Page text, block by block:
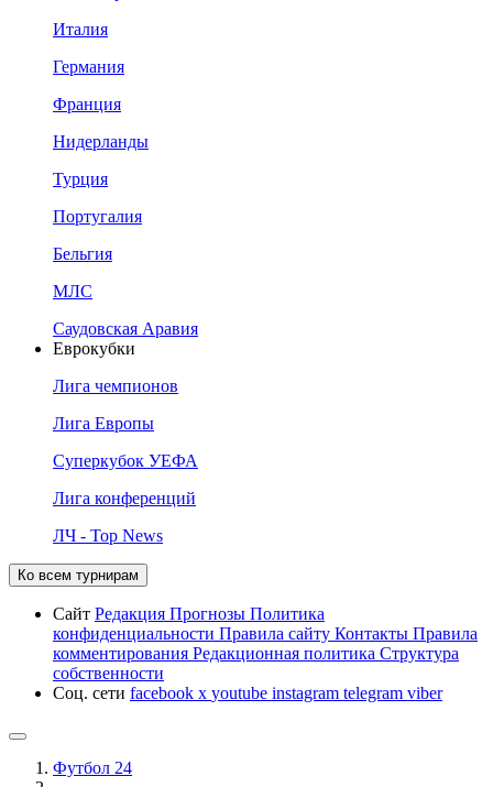
Италия
Германия
Франция
Нидерланды
Турция
Португалия
Бельгия
МЛС
Саудовская Аравия
Еврокубки
Лига чемпионов
Лига Европы
Суперкубок УЕФА
Лига конференций
ЛЧ - Top News
Ко всем турнирам
Сайт Редакция Прогнозы Политика
конфиденциальности Правила сайту Контакты Правила
комментирования Редакционная политика Структура
собственности
Соц. сети facebook x youtube instagram telegram viber
Футбол 24